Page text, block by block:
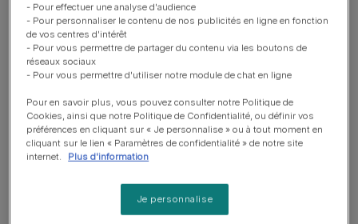
Suppléments
PRO PLAN® Relax +
FIDO® DeliBon au Poulet –
Friandises pour Chien
- Pour effectuer une analyse d'audience
- Pour personnaliser le contenu de nos publicités en ligne en fonction
de vos centres d'intérêt
- Pour vous permettre de partager du contenu via les boutons de
réseaux sociaux
- Pour vous permettre d'utiliser notre module de chat en ligne
Pour en savoir plus, vous pouvez consulter notre Politique de
Cookies, ainsi que notre Politique de Confidentialité, ou définir vos
préférences en cliquant sur « Je personnalise » ou à tout moment en
cliquant sur le lien « Paramètres de confidentialité » de notre site
internet.
Plus d'information
Je personnalise